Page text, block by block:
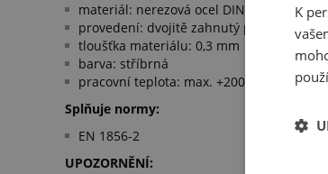
materiál: nerezová ocel DIN 1.4301
provedení: dvojitě zahnutý profil
tloušťka materiálu: 0,3 mm
barva: stříbrná
pracovní teplota: max. +200 °C
Splňuje normy:
EN 1856-2
UPOZORNĚNÍ:
K